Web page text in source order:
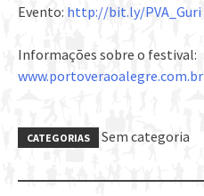
Evento: http://bit.ly/PVA_Guri
Informações sobre o festival:
www.portoveraoalegre.com.br
CATEGORIAS Sem categoria